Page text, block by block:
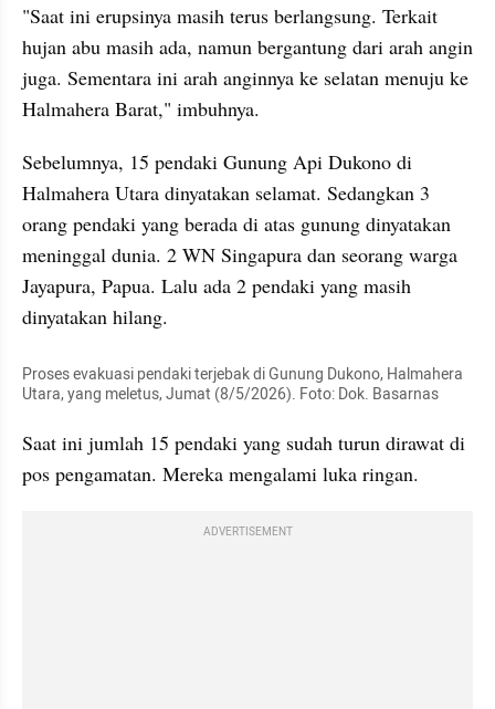
"Saat ini erupsinya masih terus berlangsung. Terkait
hujan abu masih ada, namun bergantung dari arah angin
juga. Sementara ini arah anginnya ke selatan menuju ke
Halmahera Barat," imbuhnya.
Sebelumnya, 15 pendaki Gunung Api Dukono di
Halmahera Utara dinyatakan selamat. Sedangkan 3
orang pendaki yang berada di atas gunung dinyatakan
meninggal dunia. 2 WN Singapura dan seorang warga
Jayapura, Papua. Lalu ada 2 pendaki yang masih
dinyatakan hilang.
Proses evakuasi pendaki terjebak di Gunung Dukono, Halmahera
Utara, yang meletus, Jumat (8/5/2026). Foto: Dok. Basarnas
Saat ini jumlah 15 pendaki yang sudah turun dirawat di
pos pengamatan. Mereka mengalami luka ringan.
ADVERTISEMENT